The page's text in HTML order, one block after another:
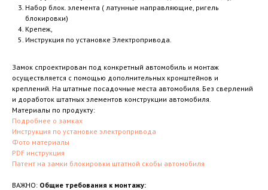
Набор блок. элемента ( латунные направляющие, ригель
блокировки)
Крепеж,
Инструкция по установке Электропривода.
Замок спроектирован под конкретный автомобиль и монтаж
осуществляется с помощью дополнительных кронштейнов и
креплений. На штатные посадочные места автомобиля. Без сверлений
и доработок штатных элементов конструкции автомобиля.
Материалы по продукту:
Подробнее о замках
Инструкция по установке электропривода
Фото материалы
PDF инструкция
Патент на замки блокировки штатной скобы автомобиля
ВАЖНО: Общие требования к монтажу: